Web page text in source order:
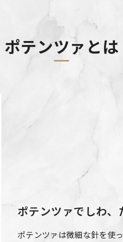
ポテンツァとは
ポテンツァでしわ、
ポテンツァは微細な針を使